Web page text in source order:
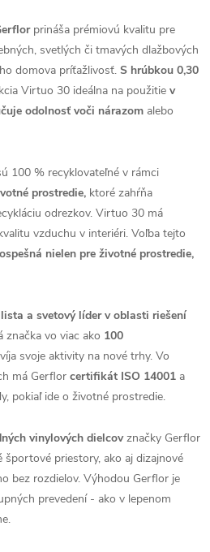
prináša prémiovú kvalitu pre
svetlých či tmavých dlažbových
domova príťažlivosť. S hrúbkou 0,30
Virtuo 30 ideálna na použitie v
odolnosť voči nárazom alebo
100 % recyklovateľné v rámci
prostredie, ktoré zahŕňa
odrezkov. Virtuo 30 má
vzduchu v interiéri. Voľba tejto
nielen pre životné prostredie,
a svetový líder v oblasti riešení
značka vo viac ako 100
svoje aktivity na nové trhy. Vo
má Gerflor certifikát ISO 14001 a
pokiaľ ide o životné prostredie.
vinylových dielcovznačky Gerflor
priestory, ako aj dizajnové
bez rozdielov. Výhodou Gerflor je
prevedení - ako v lepenom